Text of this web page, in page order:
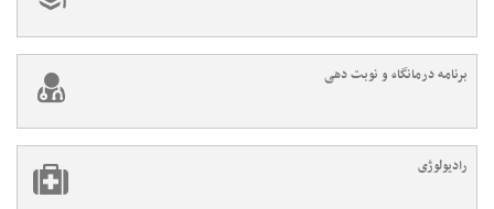
برنامه درمانگاه و نوبت دهی
رادیولوژی